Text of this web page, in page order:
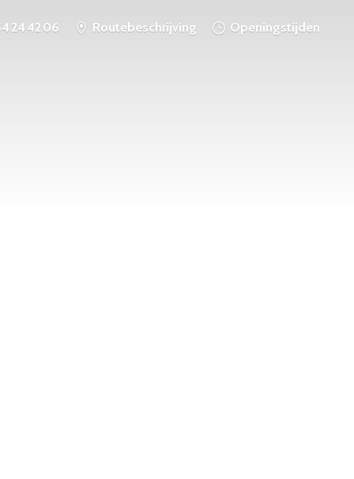
24 42 06 Routebeschrijving Openingstijden